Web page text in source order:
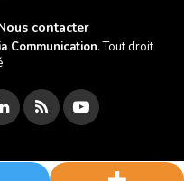
contacter
Communication. Tout droit